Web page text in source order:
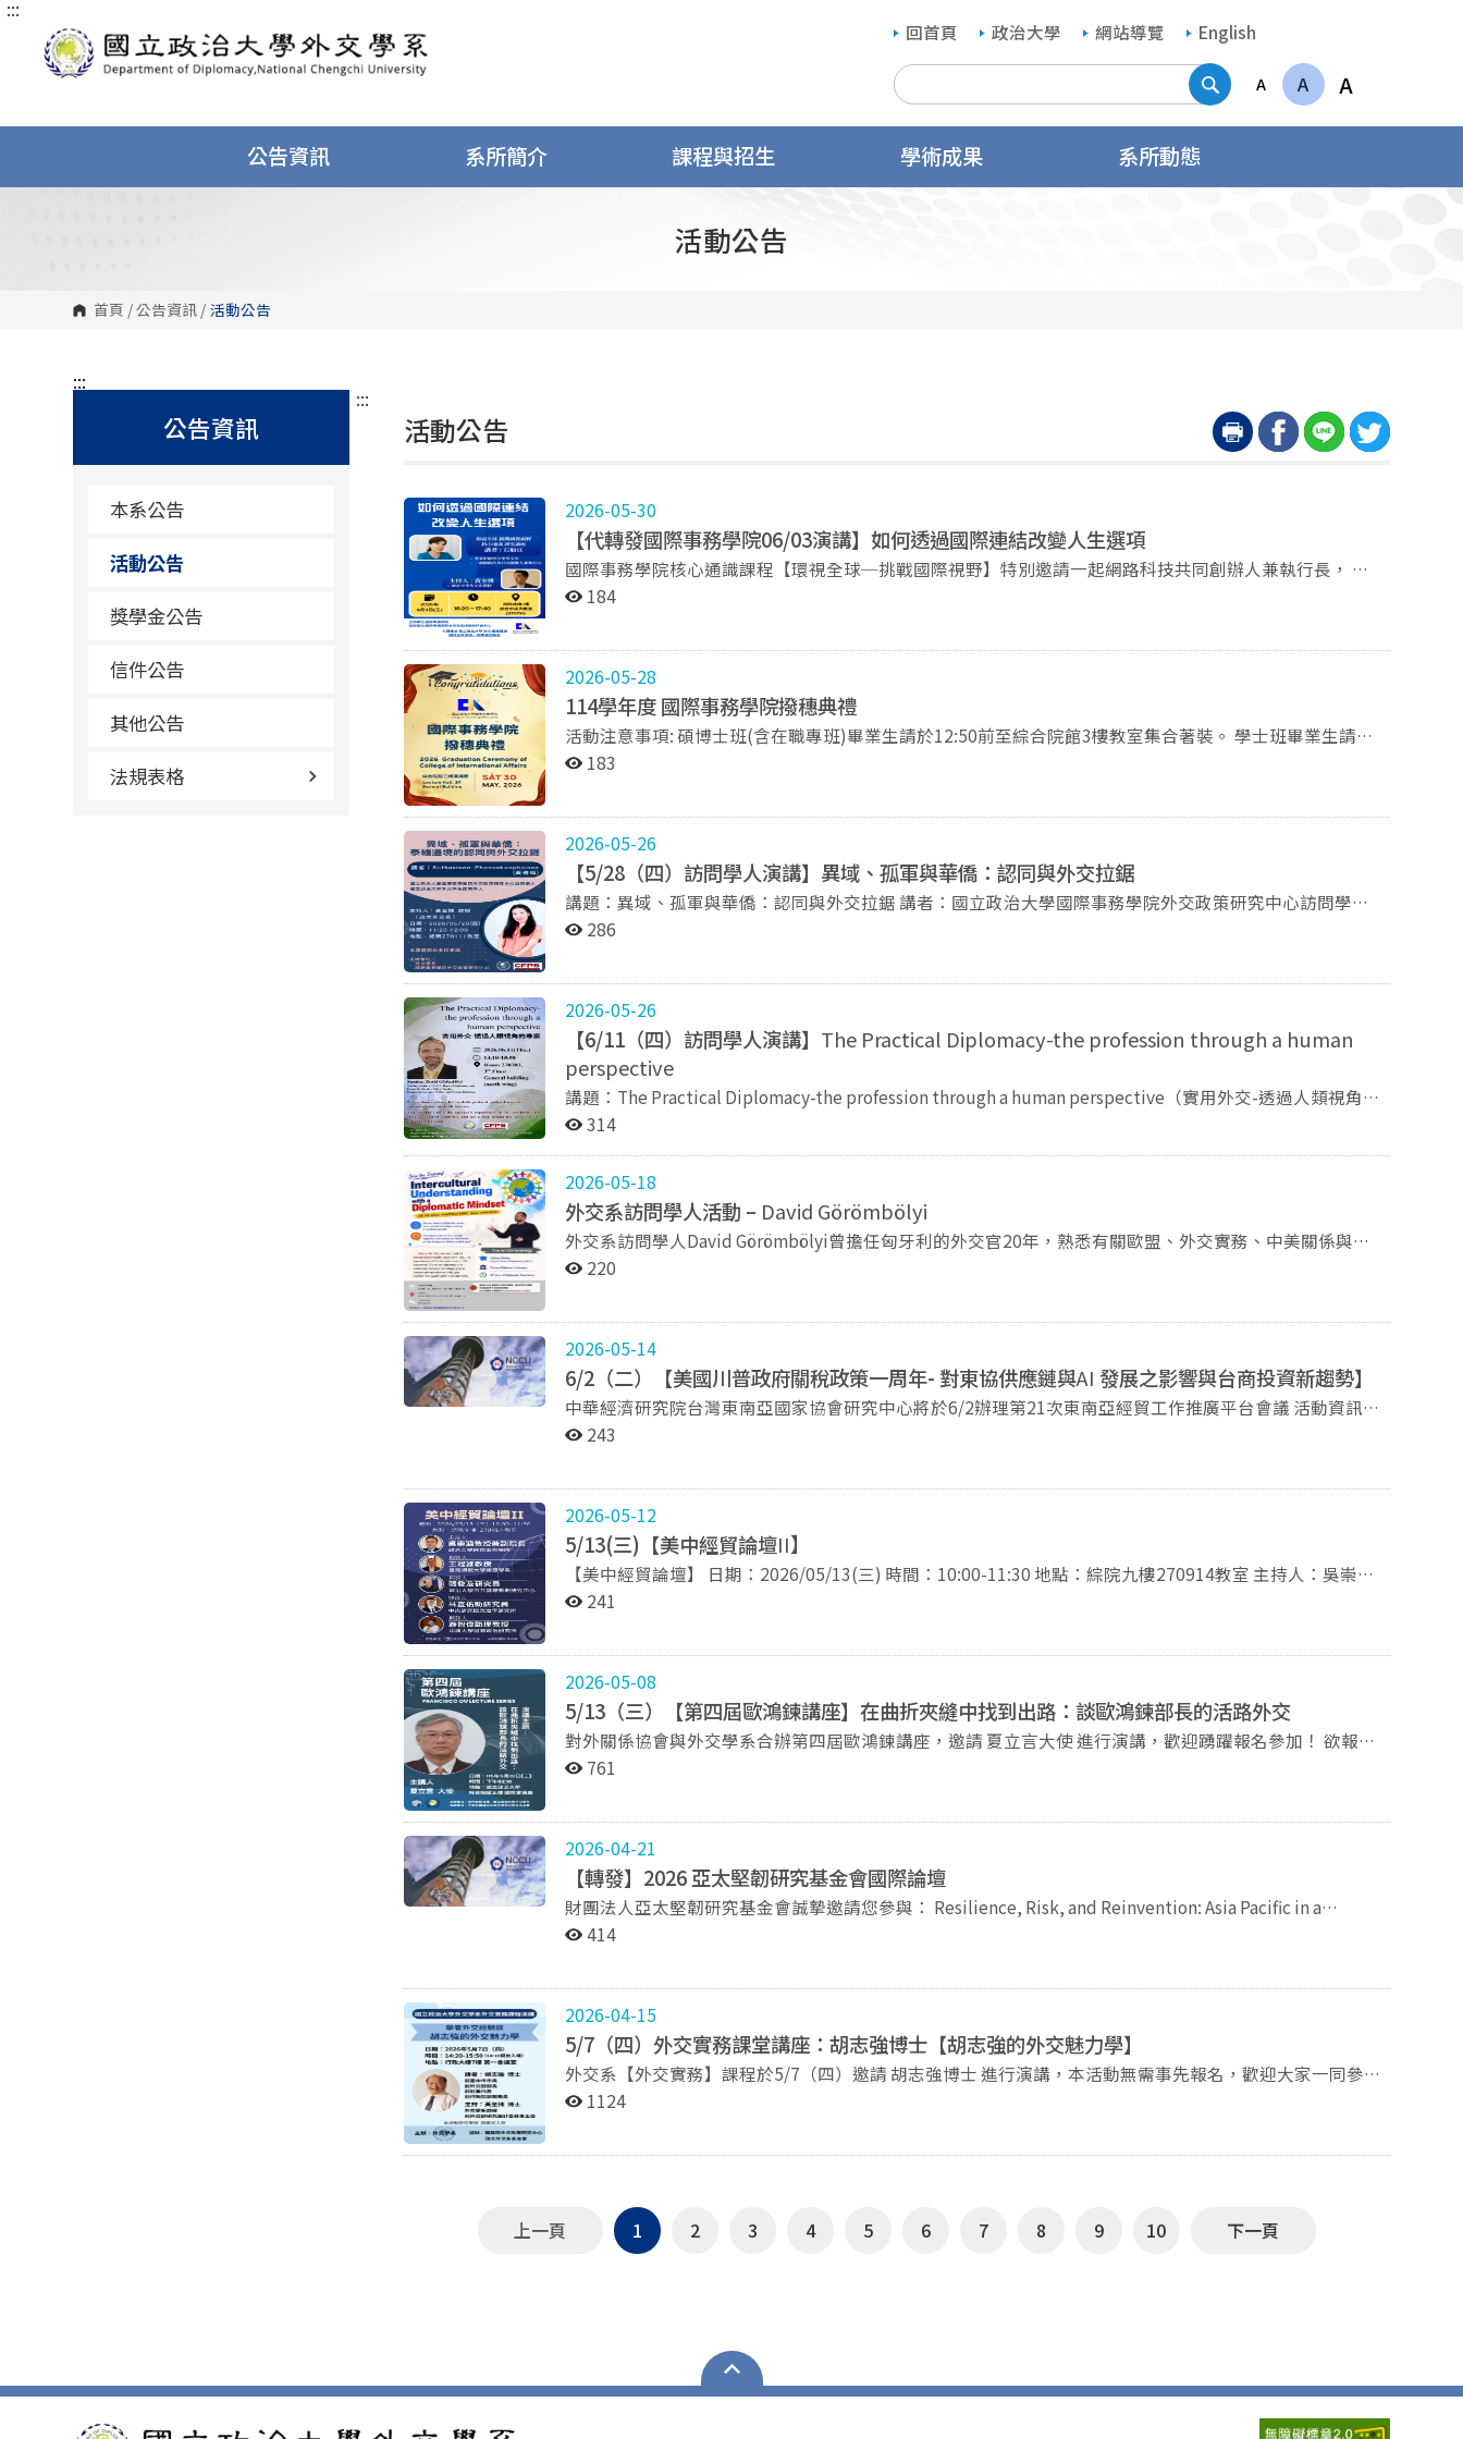
跳
塊
:::
回首頁 政治大學 網站導覽 English
搜尋A A A
公告資訊 系所簡介 課程與招生 學術成果 系所動態
活動公告
首頁 /公告資訊 / 活動公告
:::
公告資訊
本系公告
活動公告
獎學金公告
信件公告
其他公告
法規表格
:::
活動公告
2026-05-30
【代轉發國際事務學院06/03演講】如何透過國際連結改變人生選項
國際事務學院核心通識課程【環視全球─挑戰國際視野】特別邀請一起網路科技共同創辦人兼執行長， 同
時也是外交系系友的石舫亘學姐進行演講，歡迎同學踴躍參加！ 講題：如何透過國際連結改變人生選項 講
184
2026-05-28
114學年度 國際事務學院撥穗典禮
活動注意事項: 碩博士班(含在職專班)畢業生請於12:50前至綜合院館3樓教室集合著裝。 學士班畢業生請於
14:20前至綜合院館3樓教室集合著裝。 為確保流程順利進行，麻煩自行評估畢業服穿戴時間，準時入場。
on the third floor of the General Building before 12:50 p.m. to get dressed. For undergraduate students,
please arrive at the fifth classroom on the third floor of the General Building before 14:20 p.m. to get
dressed. In order to ensure the ceremony procedure, please evaluate the dressing time you need and
be punctual for the ceremony. Due to space restrictions, all the seats are priority seats. Thanks for your
183
2026-05-26
【5/28（四）訪問學人演講】異域、孤軍與華僑：認同與外交拉鋸
講題：異域、孤軍與華僑：認同與外交拉鋸 講者：國立政治大學國際事務學院外交政策研究中心訪問學
人、國立政治大學外交學系訪問學人、泰國清邁大學講師黃倩筠（Suthasinee Phonsakunphaisan） 主持
286
2026-05-26
【6/11（四）訪問學人演講】 The Practical Diplomacy-the profession through a human
perspective
講題：The Practical Diplomacy-the profession through a human perspective（實用外交-透過人類視角的
專業） 講者：David Görömbölyi Visiting Scholar at Department of Diplomacy and Center for Foreign
Department of Diplomacy and Center for Foreign Policy Studies at College of International Affairs,
National Chengchi University, Taipei, Taiwan, R.O.C.
314
2026-05-18
外交系訪問學人活動 – David Görömbölyi
外交系訪問學人David Görömbölyi曾擔任匈牙利的外交官20年，熟悉有關歐盟、外交實務、中美關係與談
判等等相關的議題，歡迎各位有機會多多交流。 講座主題：Intercultural Understanding with a
220
2026-05-14
6/2（二）【美國川普政府關稅政策一周年- 對東協供應鏈與AI發展之影響與台商投資新趨勢】
中華經濟研究院台灣東南亞國家協會研究中心將於6/2辦理第21次東南亞經貿工作推廣平台會議 活動資訊如
下： 時間：2026 年6 月2 日（二）下午14:00-16:30（台北時間） 語言：全程以中文進行 地點：線上會議
243
2026-05-12
5/13(三)【美中經貿論壇II】
【美中經貿論壇】 日期：2026/05/13(三) 時間：10:00-11:30 地點：綜院九樓270914教室 主持人：吳崇涵
教授 與談人：王冠雄教授、張登及研究員、林宣佑助研究員、游智偉助理教授 主辦單位：政治大學外交學
241
2026-05-08
5/13（三）【第四屆歐鴻鍊講座】在曲折夾縫中找到出路：談歐鴻鍊部長的活路外交
對外關係協會與外交學系合辦第四屆歐鴻鍊講座，邀請 夏立言大使 進行演講，歡迎踴躍報名參加！ 欲報名
者請參考文末連結。 日期／時間：民國115年5月13日（三）下午2點至4點 地點：政治大學（台北市指南
國際事務學院副院長） 令狐榮達大使（對外關係協會會長、外交部前政務次長） 議程： 13:40 –
14:00 報到 14:00 – 14:15 共同主持人致詞、介紹講座 14:15 – 15:15 講座專題演講 15:15 – 15:45 現場問
答 15:45 – 16:00 共同主持人結語、散會 報名連結：
https://docs.google.com/forms/d/1K0o8TtlRvsqry4va3fiUcEN7RhOZ9kf2IzmbF4ufbco/viewform?
761
2026-04-21
【轉發】2026 亞太堅韌研究基金會國際論壇
財團法人亞太堅韌研究基金會誠摯邀請您參與： Resilience, Risk, and Reinvention: Asia Pacific in a
Splintering World 寰宇動盪 亞太立新—2026 亞太堅韌研究基金會國際論壇 當前國際秩序正快速重塑，地
技衝擊與政治極化下重建社會信任的關鍵課題。誠摯邀請您與全球領袖一同參與，攜手開創亞太地區更具韌
性與前瞻性的未來。活動詳情。 時間 ：台北時間 2025年5月8日（五），上午9:00 - 下午1:00 （上午8:30
開放入場） 地點：臺北文創 | 14樓文創會所 台北市信義區菸廠路88號 敬請報名線上直播或實體論壇。 議
程： 開幕致辭：林夏如 （亞太堅韌研究基金會董事長） 開幕主題演講：His Excellency José Manuel
與全球化中心主任 專題討論｜綠色轉型：能源、安全與發展的再平衡 侯傑騰，亞堅會董事；東和鋼鐵企業
股份有限公司董事長；中華民國全國工業總會副理事長；中華民國經濟部電價費率審議會委員 Ali Izadi-
和國大使（2003-2006）與駐波蘭共和國大使（2012-2015) 博明，Garnaut Global LLC 執行長；前美國副
國家安全顧問 主持人 Michael Wills，美國國家亞洲研究局會長 專題討論｜布局未來：碎片化全球經濟中的
414
2026-04-15
5/7（四）外交實務課堂講座：胡志強博士【胡志強的外交魅力學】
外交系【外交實務】課程於5/7（四）邀請 胡志強博士 進行演講，本活動無需事先報名，歡迎大家一同參
與。 講者：胡志強 博士（前臺中市市長、前外交部部長、前駐美代表、前行政院新聞局長） 主持人：黃奎1124
上一頁 1 2 3 4 5 6 7 8 9 10 下一頁